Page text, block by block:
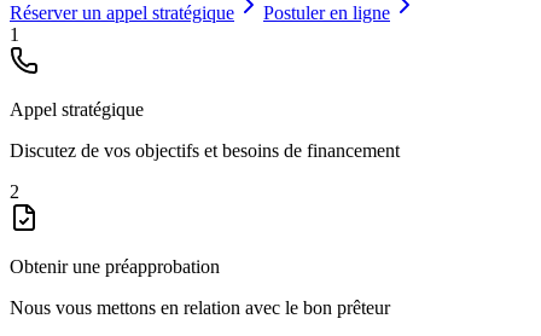
Réserver un appel stratégique
Postuler en ligne
1
Appel stratégique
Discutez de vos objectifs et besoins de financement
2
Obtenir une préapprobation
Nous vous mettons en relation avec le bon prêteur